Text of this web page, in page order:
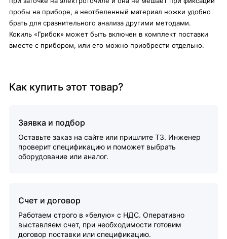
пробы на приборе, а неотбеленный материал ножки удобно
брать для сравнительного анализа другими методами.
Кокиль «Грибок» может быть включен в комплект поставки
вместе с прибором, или его можно приобрести отдельно.
Как купить этот товар?
Заявка и подбор
Оставьте заказ на сайте или пришлите ТЗ. Инженер
проверит спецификацию и поможет выбрать
оборудование или аналог.
Счет и договор
Работаем строго в «белую» с НДС. Оперативно
выставляем счет, при необходимости готовим
договор поставки или спецификацию.